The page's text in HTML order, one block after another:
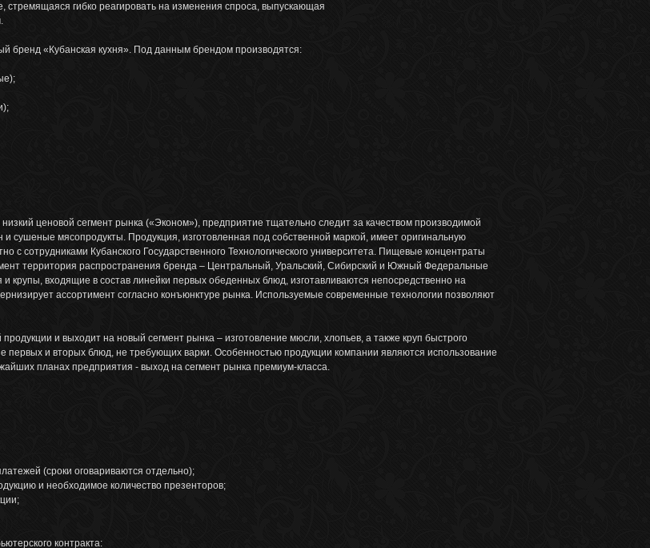
стремящаяся гибко реагировать на изменения спроса, выпускающая
бренд «Кубанская кухня». Под данным брендом производятся:
ценовой сегмент рынка («Эконом»), предприятие тщательно следит за качеством производимой
и сушеные мясопродукты. Продукция, изготовленная под собственной маркой, имеет оригинальную
с сотрудниками Кубанского Государственного Технологического университета. Пищевые концентраты
территория распространения бренда – Центральный, Уральский, Сибирский и Южный Федеральные
крупы, входящие в состав линейки первых обеденных блюд, изготавливаются непосредственно на
ассортимент согласно конъюнктуре рынка. Используемые современные технологии позволяют
и выходит на новый сегмент рынка – изготовление мюсли, хлопьев, а также круп быстрого
первых и вторых блюд, не требующих варки. Особенностью продукции компании являются использование
планах предприятия - выход на сегмент рынка премиум-класса.
(сроки оговариваются отдельно);
и необходимое количество презенторов;
контракта: